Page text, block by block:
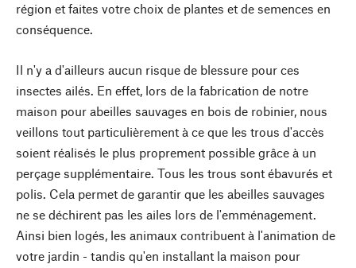
région et faites votre choix de plantes et de semences en
conséquence.
Il n'y a d'ailleurs aucun risque de blessure pour ces
insectes ailés. En effet, lors de la fabrication de notre
maison pour abeilles sauvages en bois de robinier, nous
veillons tout particulièrement à ce que les trous d'accès
soient réalisés le plus proprement possible grâce à un
perçage supplémentaire. Tous les trous sont ébavurés et
polis. Cela permet de garantir que les abeilles sauvages
ne se déchirent pas les ailes lors de l'emménagement.
Ainsi bien logés, les animaux contribuent à l'animation de
votre jardin - tandis qu'en installant la maison pour